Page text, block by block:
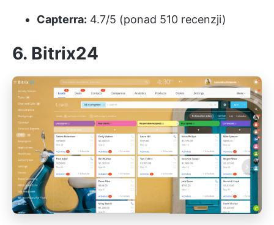
Capterra: 4.7/5 (ponad 510 recenzji)
6. Bitrix24